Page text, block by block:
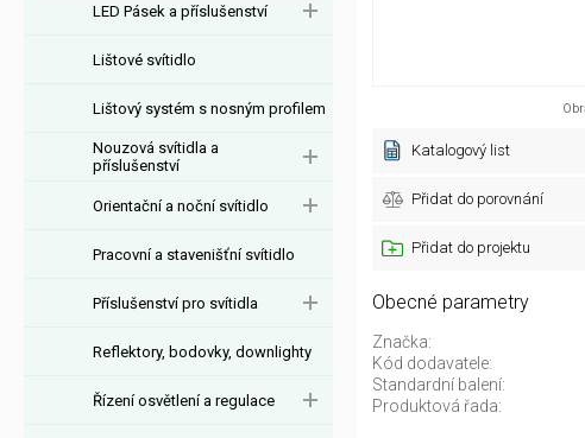
LED Pásek a příslušenství
Lištové svítidlo
Lištový systém s nosným profilem
Nouzová svítidla a
příslušenství
Orientační a noční svítidlo
Pracovní a stavenišťní svítidlo
Příslušenství pro svítidla
Reflektory, bodovky, downlighty
Řízení osvětlení a regulace
Katalogový list
Přidat do porovnání
Přidat do projektu
Obecné parametry
Značka:
Kód dodavatele:
Standardní balení:
Produktová řada: